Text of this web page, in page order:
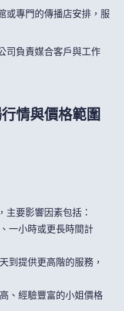
或專門的傳播店安排，服
司負責媒合客戶與工作
情與價格範圍
主要影響因素包括：
一小時或更長時間計
到提供更高階的服務，
、經驗豐富的小姐價格